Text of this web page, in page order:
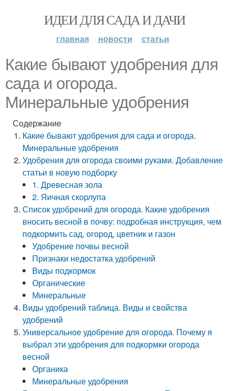
ИДЕИ ДЛЯ САДА И ДАЧИ
главная новости статьи
Какие бывают удобрения для
сада и огорода.
Минеральные удобрения
Содержание
Какие бывают удобрения для сада и огорода.
Минеральные удобрения
Удобрения для огорода своими руками. Добавление
статьи в новую подборку
1. Древесная зола
2. Яичная скорлупа
Список удобрений для огорода. Какие удобрения
вносить весной в почву: подробная инструкция, чем
подкормить сад, огород, цветник и газон
Удобрение почвы весной
Признаки недостатка удобрений
Виды подкормок
Органические
Минеральные
Виды удобрений таблица. Виды и свойства
удобрений
Универсальное удобрение для огорода. Почему я
выбрал эти удобрения для подкормки огорода
весной
Органика
Минеральные удобрения